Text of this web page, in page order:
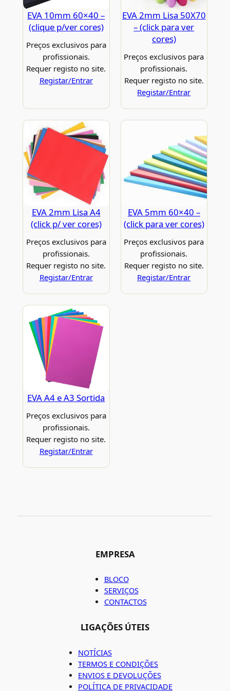
EVA 10mm 60×40 –
(clique p/ver cores)
Preços exclusivos para
profissionais.
Requer registo no site.
Registar/Entrar
EVA 2mm Lisa 50X70
– (click para ver
cores)
Preços exclusivos para
profissionais.
Requer registo no site.
Registar/Entrar
EVA 2mm Lisa A4
(click p/ ver cores)
Preços exclusivos para
profissionais.
Requer registo no site.
Registar/Entrar
EVA 5mm 60×40 –
(click para ver cores)
Preços exclusivos para
profissionais.
Requer registo no site.
Registar/Entrar
EVA A4 e A3 Sortida
Preços exclusivos para
profissionais.
Requer registo no site.
Registar/Entrar
EMPRESA
BLOCO
SERVIÇOS
CONTACTOS
LIGAÇÕES ÚTEIS
NOTÍCIAS
TERMOS E CONDIÇÕES
ENVIOS E DEVOLUÇÕES
POLÍTICA DE PRIVACIDADE